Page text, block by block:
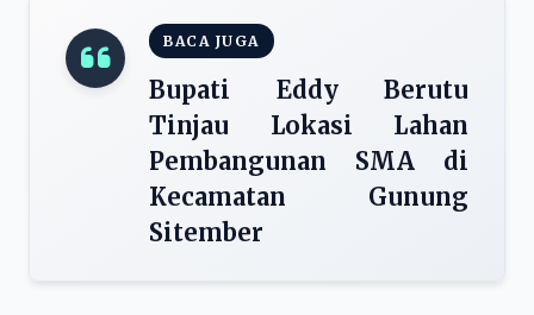
BACA JUGA
Bupati Eddy Berutu
Tinjau Lokasi Lahan
Pembangunan SMA di
Kecamatan Gunung
Sitember